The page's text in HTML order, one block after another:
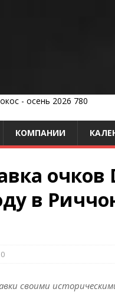
КОМПАНИИ
очков
в
0
своими